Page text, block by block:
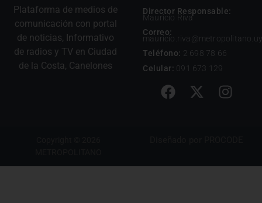
Plataforma de medios de
comunicación con portal
de noticias, Informativo
de radios y TV en Ciudad
de la Costa, Canelones
Director Responsable:
Mauricio Riva
Correo:
mauricio.riva@metropolitano.uy
Teléfono: 2 698 78 66
Celular: 091 673 129